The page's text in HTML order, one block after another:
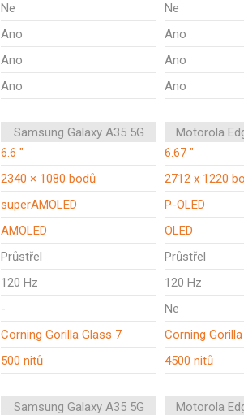
Ne Ne
Ano Ano
Ano Ano
Ano Ano
Samsung Galaxy A35 5G Motorola
6.6 " 6.67 "
2340 × 1080 bodů 2712 x 1220
superAMOLED P-OLED
AMOLED OLED
Průstřel Průstřel
120 Hz 120 Hz
- Ne
Corning Gorilla Glass 7 Corning
500 nitů 4500 nitů
Samsung Galaxy A35 5G Motorola